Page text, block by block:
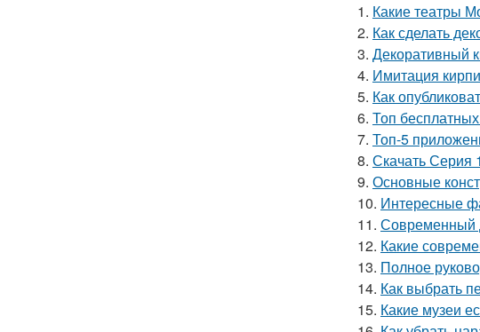
1. Какие театры
2. Как сделать
3. Декоративный
4. Имитация
5. Как
6. Топ
7. Топ-5
8. Скачать Серия
9. Основные
10. Интересные
11. Современный
12. Какие
13. Полное
14. Как выбрать
15. Какие музеи